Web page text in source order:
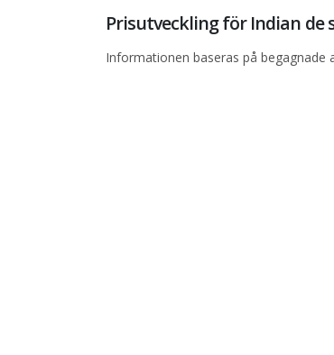
Prisutveckling för Indian de
Informationen baseras på